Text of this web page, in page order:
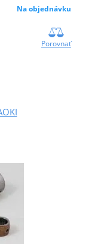
Na objednávku
Porovnať